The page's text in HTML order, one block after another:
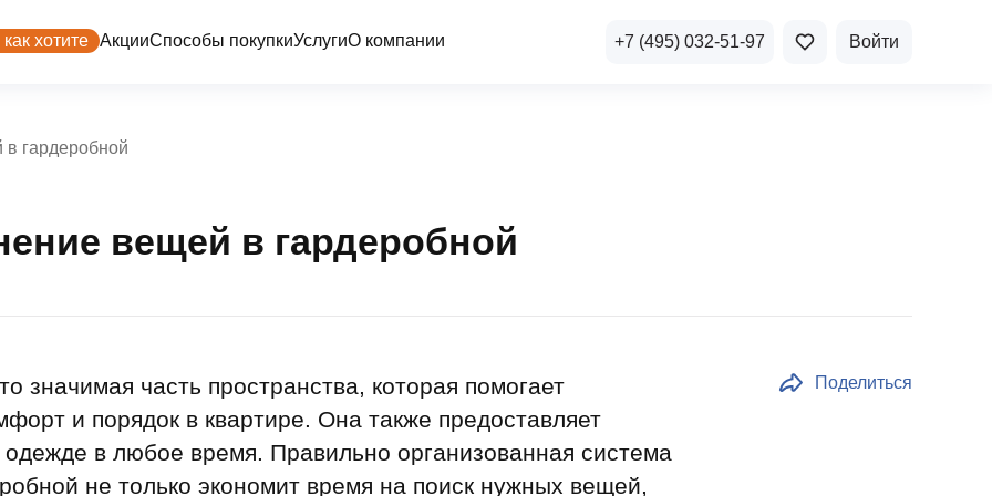
хотите АкцииСпособы покупкиУслугиО компании
Акции и
Вопросы и ответы
Платите как хотите
Рассрочка на паркинг
Рассрочка на кладовые
Трейд-ин
Трейд-ин
Контакты
+7 (495) 032-51-97 Войти
в гардеробной
вещей в гардеробной
Поделиться
значимая часть пространства, которая помогает
и порядок в квартире. Она также предоставляет
одежде в любое время. Правильно организованная система
не только экономит время на поиск нужных вещей,